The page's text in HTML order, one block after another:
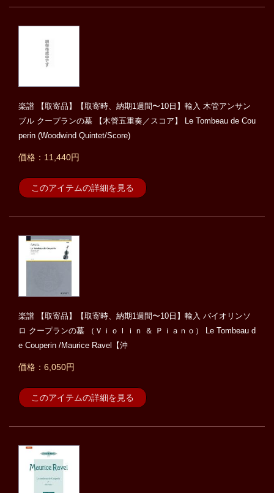
楽譜 【取寄品】【取寄時、納期1週間〜10日】輸入 木管アンサン
ブル クープランの墓 【木管五重奏／スコア】 Le Tombeau de Cou
perin (Woodwind Quintet/Score)
価格：11,440円
このアイテムの詳細を見る
楽譜 【取寄品】【取寄時、納期1週間〜10日】輸入 バイオリンソ
ロ クープランの墓 （Ｖｉｏｌｉｎ ＆ Ｐｉａｎｏ） Le Tombeau d
e Couperin /Maurice Ravel【沖
価格：6,050円
このアイテムの詳細を見る